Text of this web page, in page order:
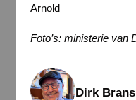
Arnold
Foto’s: ministerie van
Dirk Brans